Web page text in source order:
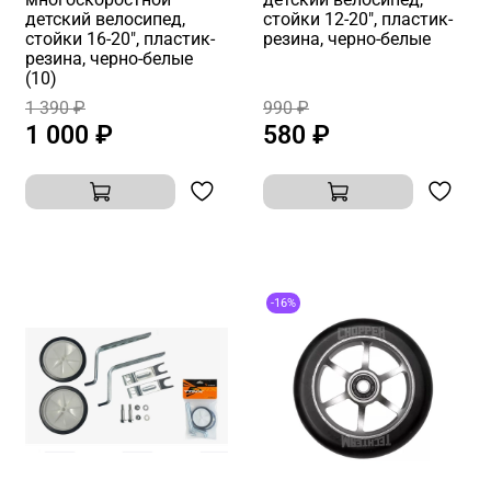
детский велосипед,
стойки 16-20", пластик-
резина, черно-белые
(10)
1 390 ₽
1 000 ₽
стойки 12-20", пластик-
резина, черно-белые
990 ₽
580 ₽
-16%